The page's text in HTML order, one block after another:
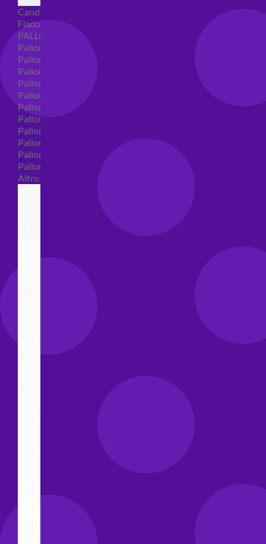
Candeline compleanno
Fiaccole
PALLONCINI
Palloncini in lattice
Palloncini in lattice monocolore
Palloncini in lattice monocolore dimensione 5"
Palloncini in lattice monocolore dimensione 10"
Palloncini in lattice monocolore dimensione 12"
Palloncini in lattice monocolore dimensione 16"
Palloncini in lattice decorati
Palloncini in lattice decorati dimensione 5"
Palloncini in lattice decorati dimensione 10"
Palloncini in lattice decorati dimensione 12"
Palloncini in lattice decorati dimensione 16"
Altro